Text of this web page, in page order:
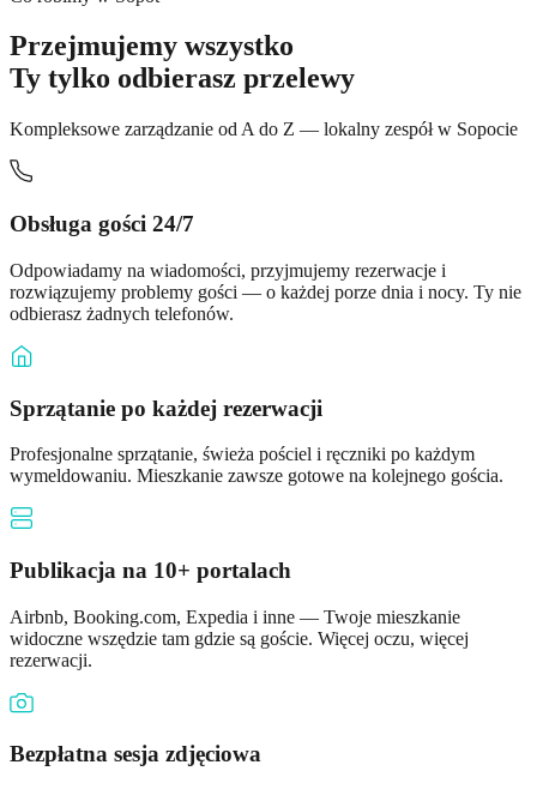
Przejmujemy wszystko
Ty tylko odbierasz przelewy
Kompleksowe zarządzanie od A do Z — lokalny zespół w Sopocie
Obsługa gości 24/7
Odpowiadamy na wiadomości, przyjmujemy rezerwacje i
rozwiązujemy problemy gości — o każdej porze dnia i nocy. Ty nie
odbierasz żadnych telefonów.
Sprzątanie po każdej rezerwacji
Profesjonalne sprzątanie, świeża pościel i ręczniki po każdym
wymeldowaniu. Mieszkanie zawsze gotowe na kolejnego gościa.
Publikacja na 10+ portalach
Airbnb, Booking.com, Expedia i inne — Twoje mieszkanie
widoczne wszędzie tam gdzie są goście. Więcej oczu, więcej
rezerwacji.
Bezpłatna sesja zdjęciowa